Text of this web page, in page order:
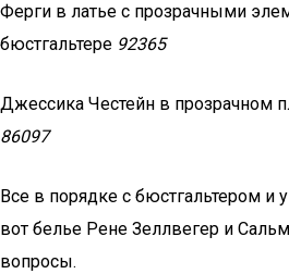
Ферги в латье с прозрачными
бюстгальтере 92365
Джессика Честейн в прозрачном
86097
Все в порядке с бюстгальтером и
вот белье Рене Зеллвегер и
вопросы.